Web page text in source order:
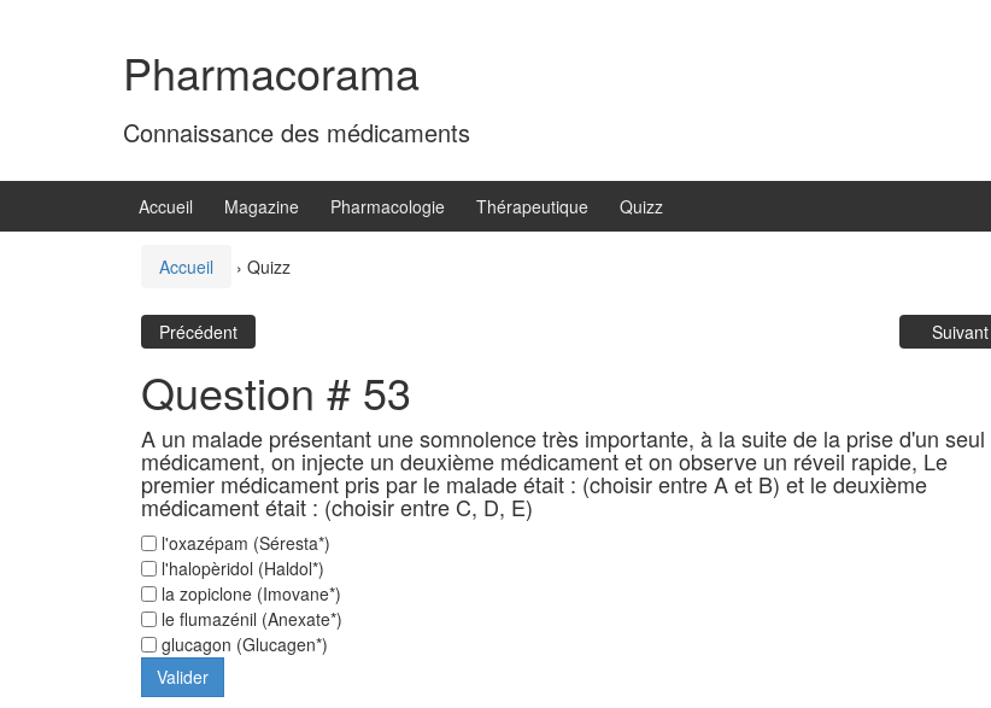
Pharmacorama
Connaissance des médicaments
Accueil Magazine Pharmacologie Thérapeutique Quizz
Accueil › Quizz
Précédent Suivant
Question # 53
A un malade présentant une somnolence très importante, à la suite de la prise d'un seul
médicament, on injecte un deuxième médicament et on observe un réveil rapide, Le
premier médicament pris par le malade était : (choisir entre A et B) et le deuxième
médicament était : (choisir entre C, D, E)
l'oxazépam (Séresta*)
l'halopèridol (Haldol*)
la zopiclone (Imovane*)
le flumazénil (Anexate*)
glucagon (Glucagen*)